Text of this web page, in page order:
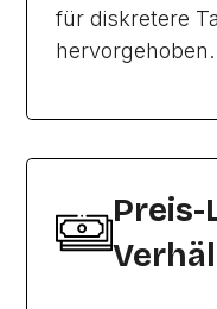
für diskretere
hervorgehoben.
Preis-